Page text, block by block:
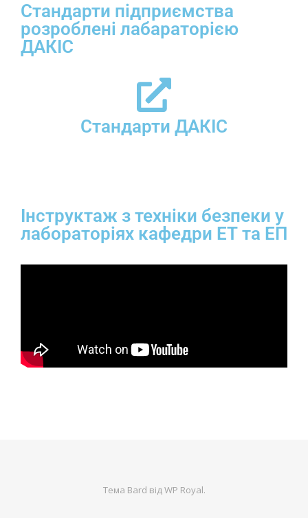
Стандарти підприємства
розроблені лабараторією
ДАКІС
Стандарти ДАКІС
Інструктаж з техніки безпеки у
лабораторіях кафедри ЕТ та ЕП
Тема Bard відWP Royal.